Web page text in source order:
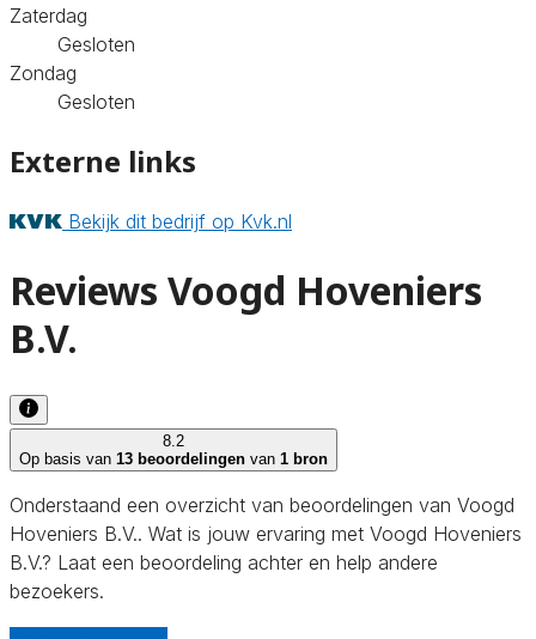
Zaterdag
Gesloten
Zondag
Gesloten
Externe links
Bekijk dit bedrijf op Kvk.nl
Reviews Voogd Hoveniers
B.V.
8.2
Op basis van 13 beoordelingen van 1 bron
Onderstaand een overzicht van beoordelingen van Voogd
Hoveniers B.V.. Wat is jouw ervaring met Voogd Hoveniers
B.V.? Laat een beoordeling achter en help andere
bezoekers.